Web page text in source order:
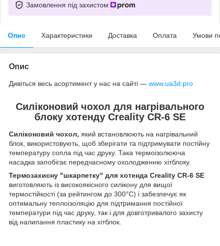
Замовлення під захистом
Опис Характеристики Доставка Оплата Умови
Опис
Дивіться весь асортимент у нас на сайті — www.ua3d.pro
Силіконовий чохол для нагрівального
блоку хотенду Creality CR-6 SE
Силіконовий чохол, який встановлюють на нагрівальний
блок, використовують, щоб зберігати та підтримувати постійну
температуру сопла під час друку. Така термоізолююча
насадка запобігає передчасному охолодженню хітблоку.
Термозахисну "шкарпетку" для хотенда Creality CR-6 SE
виготовляють із високоякісного силікону для вищої
термостійкості (за рейтингом до 300°C) і забезпечує як
оптимальну теплоізоляцію для підтримання постійної
температури під час друку, так і для довготривалого захисту
від налипання пластику на хітблок.